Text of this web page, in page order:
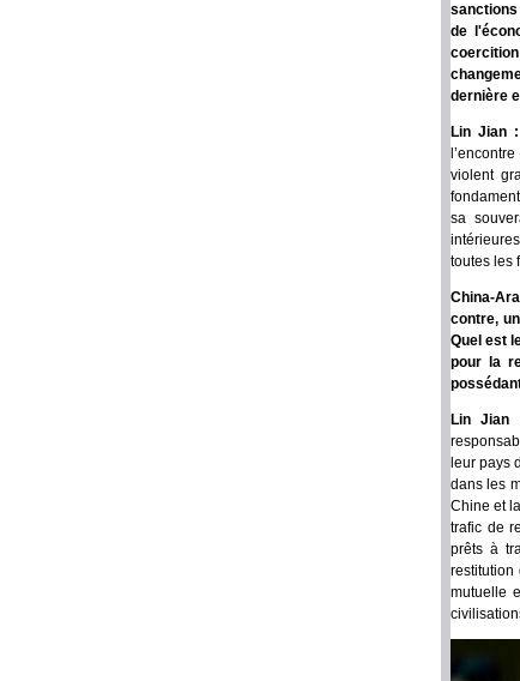
de
dernière
Lin Jian :
violent
sa
toutes les
China-
contre,
Quel est
pour la
Lin Jian
leur pays
dans les
Chine et
trafic de
prêts à
restitution
mutuelle